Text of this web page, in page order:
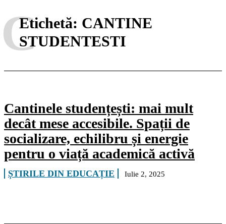
Etichetă: CANTINE
STUDENTESTI
C
Cantinele studențești: mai mult
decât mese accesibile. Spații de
socializare, echilibru și energie
pentru o viață academică activă
ȘTIRILE DIN EDUCAȚIE Iulie 2, 2025